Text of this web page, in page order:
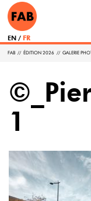
EN FR
FAB // ÉDITION 2026 // GALERIE
1